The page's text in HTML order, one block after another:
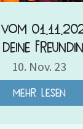
vom
10. Nov. 23
mehr lesen